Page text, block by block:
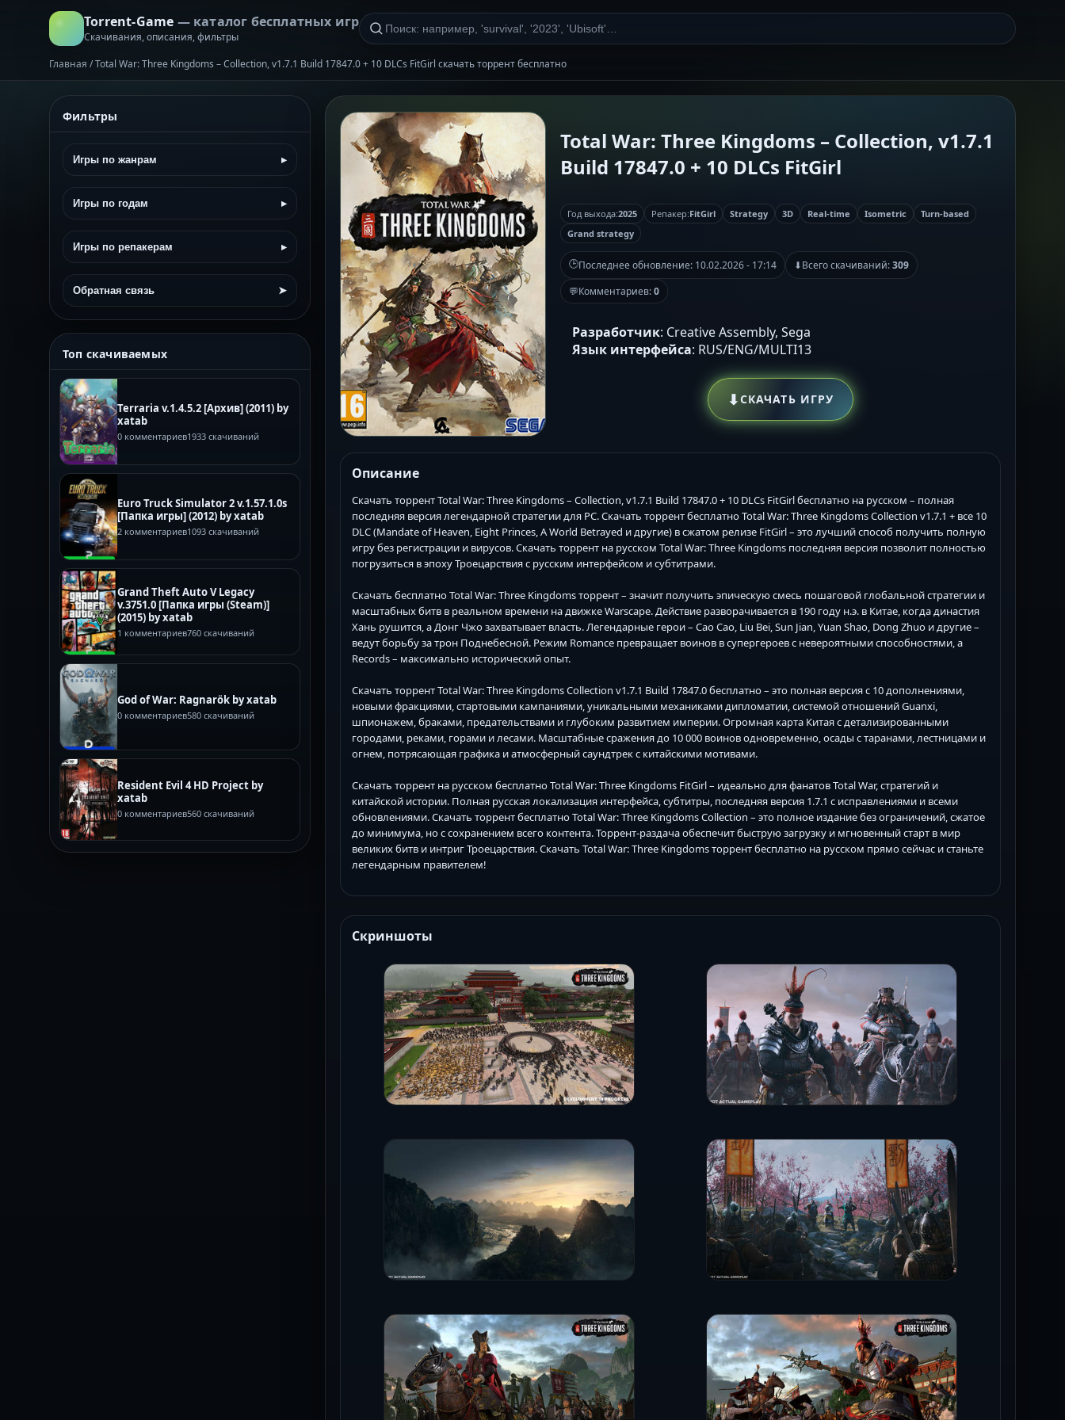
Torrent-Game — каталог бесплатных игр
Скачивания, описания, фильтры
Главная /Total War: Three Kingdoms – Collection, v1.7.1 Build 17847.0 + 10 DLCs FitGirl скачать торрент бесплатно
Фильтры
Игры по жанрам ▸
Игры по годам ▸
Игры по репакерам ▸
Обратная связь ➤
Топ скачиваемых
Terraria v.1.4.5.2 [Архив] (2011) by
xatab
0 комментариев1933 скачиваний
Euro Truck Simulator 2 v.1.57.1.0s
[Папка игры] (2012) by xatab
2 комментариев1093 скачиваний
Grand Theft Auto V Legacy
v.3751.0 [Папка игры (Steam)]
(2015) by xatab
1 комментариев760 скачиваний
God of War: Ragnarök by xatab
0 комментариев580 скачиваний
Resident Evil 4 HD Project by
xatab
0 комментариев560 скачиваний
Total War: Three Kingdoms – Collection, v1.7.1
Build 17847.0 + 10 DLCs FitGirl
Год выхода:2025 Репакер:FitGirl Strategy 3D Real-time Isometric
Turn-based
Grand strategy
🕒Последнее обновление: 10.02.2026 - 17:14 ⬇Всего скачиваний:309
💬Комментариев:0
Разработчик: Creative Assembly, Sega
Язык интерфейса: RUS/ENG/MULTI13
⬇СКАЧАТЬ ИГРУ
Описание
Скачать торрент Total War: Three Kingdoms – Collection, v1.7.1 Build 17847.0 + 10 DLCs FitGirl бесплатно на русском – полная
последняя версия легендарной стратегии для PC. Скачать торрент бесплатно Total War: Three Kingdoms Collection v1.7.1 + все 10
DLC (Mandate of Heaven, Eight Princes, A World Betrayed и другие) в сжатом релизе FitGirl – это лучший способ получить полную
игру без регистрации и вирусов. Скачать торрент на русском Total War: Three Kingdoms последняя версия позволит полностью
погрузиться в эпоху Троецарствия с русским интерфейсом и субтитрами.
Скачать бесплатно Total War: Three Kingdoms торрент – значит получить эпическую смесь пошаговой глобальной стратегии и
масштабных битв в реальном времени на движке Warscape. Действие разворачивается в 190 году н.э. в Китае, когда династия
Хань рушится, а Донг Чжо захватывает власть. Легендарные герои – Cao Cao, Liu Bei, Sun Jian, Yuan Shao, Dong Zhuo и другие –
ведут борьбу за трон Поднебесной. Режим Romance превращает воинов в супергероев с невероятными способностями, а
Records – максимально исторический опыт.
Скачать торрент Total War: Three Kingdoms Collection v1.7.1 Build 17847.0 бесплатно – это полная версия с 10 дополнениями,
новыми фракциями, стартовыми кампаниями, уникальными механиками дипломатии, системой отношений Guanxi,
шпионажем, браками, предательствами и глубоким развитием империи. Огромная карта Китая с детализированными
городами, реками, горами и лесами. Масштабные сражения до 10 000 воинов одновременно, осады с таранами, лестницами и
огнем, потрясающая графика и атмосферный саундтрек с китайскими мотивами.
Скачать торрент на русском бесплатно Total War: Three Kingdoms FitGirl – идеально для фанатов Total War, стратегий и
китайской истории. Полная русская локализация интерфейса, субтитры, последняя версия 1.7.1 с исправлениями и всеми
обновлениями. Скачать торрент бесплатно Total War: Three Kingdoms Collection – это полное издание без ограничений, сжатое
до минимума, но с сохранением всего контента. Торрент-раздача обеспечит быструю загрузку и мгновенный старт в мир
великих битв и интриг Троецарствия. Скачать Total War: Three Kingdoms торрент бесплатно на русском прямо сейчас и станьте
легендарным правителем!
Скриншоты